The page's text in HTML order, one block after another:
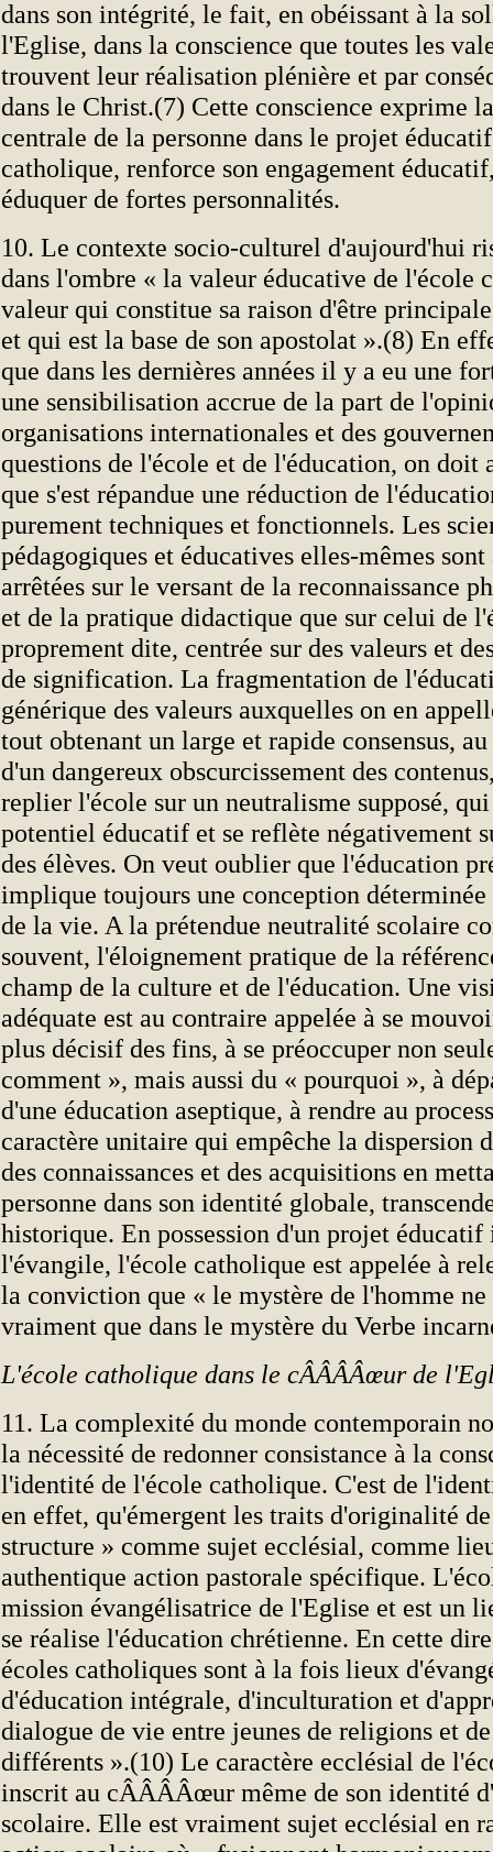
dans son intégrité, le fait, en obéissant à la
l'Eglise, dans la conscience que toutes les
trouvent leur réalisation plénière et par
dans le Christ.(7) Cette conscience exprime
centrale de la personne dans le projet
catholique, renforce son engagement
éduquer de fortes personnalités.
10. Le contexte socio-culturel d'aujourd'hui
dans l'ombre « la valeur éducative de l'école
valeur qui constitue sa raison d'être
et qui est la base de son apostolat ».(8) En
que dans les dernières années il y a eu une
une sensibilisation accrue de la part de
organisations internationales et des
questions de l'école et de l'éducation, on doit
que s'est répandue une réduction de
purement techniques et fonctionnels. Les
pédagogiques et éducatives elles-mêmes sont
arrêtées sur le versant de la reconnaissance
et de la pratique didactique que sur celui de
proprement dite, centrée sur des valeurs et
de signification. La fragmentation de
générique des valeurs auxquelles on en
tout obtenant un large et rapide consensus,
d'un dangereux obscurcissement des
replier l'école sur un neutralisme supposé,
potentiel éducatif et se reflète négativement
des élèves. On veut oublier que l'éducation
implique toujours une conception
de la vie. A la prétendue neutralité scolaire
souvent, l'éloignement pratique de la
champ de la culture et de l'éducation. Une
adéquate est au contraire appelée à se
plus décisif des fins, à se préoccuper non
comment », mais aussi du « pourquoi », à
d'une éducation aseptique, à rendre au
caractère unitaire qui empêche la dispersion
des connaissances et des acquisitions en
personne dans son identité globale,
historique. En possession d'un projet éducatif
l'évangile, l'école catholique est appelée à
la conviction que « le mystère de l'homme ne
vraiment que dans le mystère du Verbe
L'école catholique dans le cÂÂÂÂœur de
11. La complexité du monde contemporain
la nécessité de redonner consistance à la
l'identité de l'école catholique. C'est de
en effet, qu'émergent les traits d'originalité
structure » comme sujet ecclésial, comme
authentique action pastorale spécifique.
mission évangélisatrice de l'Eglise et est un
se réalise l'éducation chrétienne. En cette
écoles catholiques sont à la fois lieux
d'éducation intégrale, d'inculturation et
dialogue de vie entre jeunes de religions et
différents ».(10) Le caractère ecclésial de
inscrit au cÂÂÂÂœur même de son identité
scolaire. Elle est vraiment sujet ecclésial en